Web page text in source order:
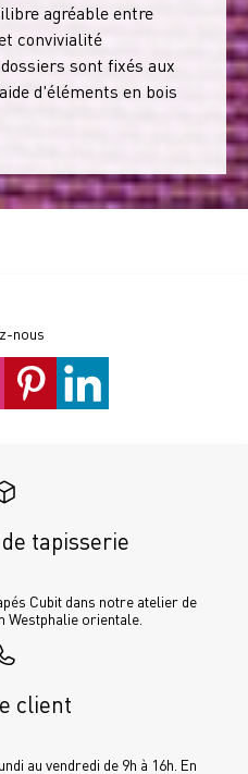
agréable entre
convivialité
sont fixés aux
d'éléments en bois
nous
tapisserie
Cubit dans notre atelier de
Westphalie orientale.
client
au vendredi de 9h à 16h. En